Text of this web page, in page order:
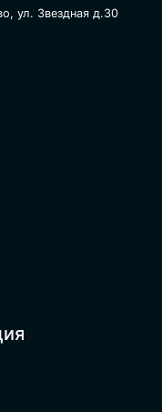
ул. Звездная д.30